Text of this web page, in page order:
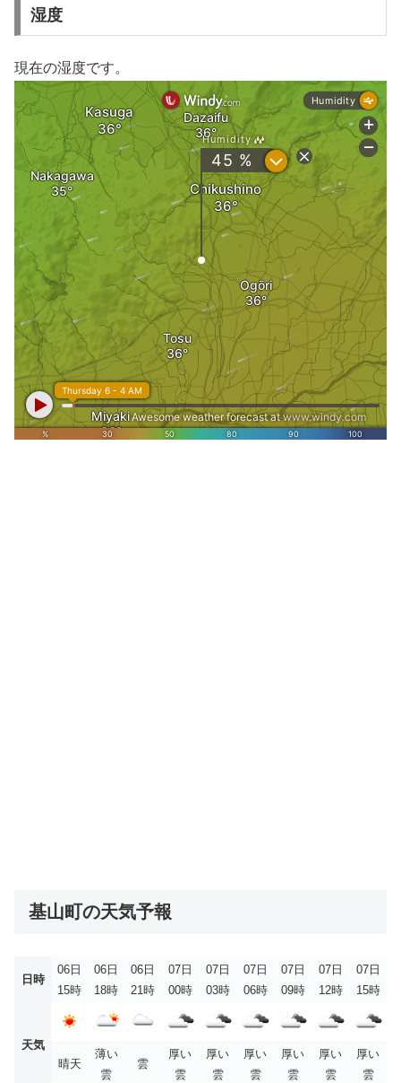
湿度
現在の湿度です。
基山町の天気予報
日時
06日
15時
06日
18時
06日
21時
07日
00時
07日
03時
07日
06時
07日
09時
07日
12時
07日
15時
天気
晴天
薄い
雲
雲
厚い
雲
厚い
雲
厚い
雲
厚い
雲
厚い
雲
厚い
雲